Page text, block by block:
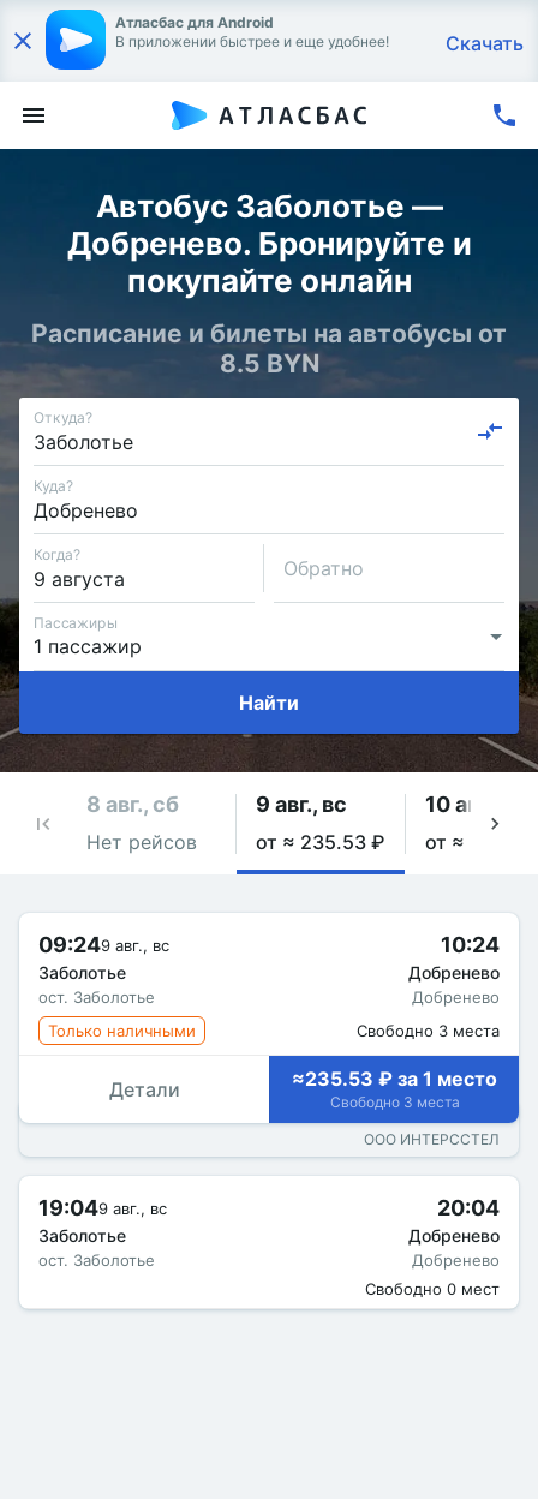
Атласбас для Android
В приложении быстрее и еще удобнее!
Скачать
Автобус Заболотье —
Добренево. Бронируйте и
покупайте онлайн
Расписание и билеты на автобусы от
8.5 BYN
Откуда?
Куда?
Когда?
Обратно
Пассажиры
Найти
8 авг., сб
Нет рейсов
9 авг., вс
от ≈ 235.53 ₽
10 авг., пн
от ≈
09:249 авг., вс
Заболотье
ост. Заболотье
10:24
Добренево
Добренево
Только наличными
Свободно 3 места
Детали ≈235.53 ₽ за 1 место
Свободно 3 места
ООО ИНТЕРССТЕЛ
19:049 авг., вс
Заболотье
ост. Заболотье
20:04
Добренево
Добренево
Свободно 0 мест